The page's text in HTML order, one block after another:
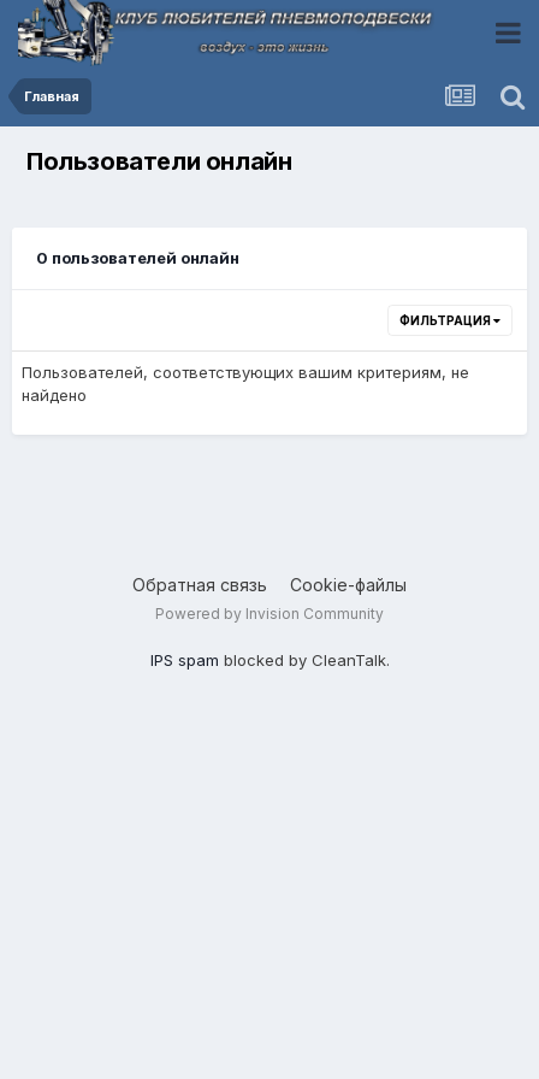
Главная
Пользователи онлайн
0 пользователей онлайн
ФИЛЬТРАЦИЯ
Пользователей, соответствующих вашим критериям, не
найдено
Обратная связь Cookie-файлы
Powered by Invision Community
IPS spam blocked by CleanTalk.